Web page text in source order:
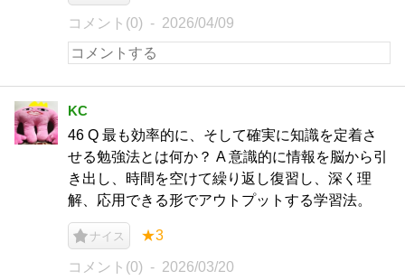
コメント(0) 2026/04/09
KC
46 Q 最も効率的に、そして確実に知識を定着さ
せる勉強法とは何か？ A 意識的に情報を脳から引
き出し、時間を空けて繰り返し復習し、深く理
解、応用できる形でアウトプットする学習法。
ナイス ★3
コメント(0) 2026/03/20